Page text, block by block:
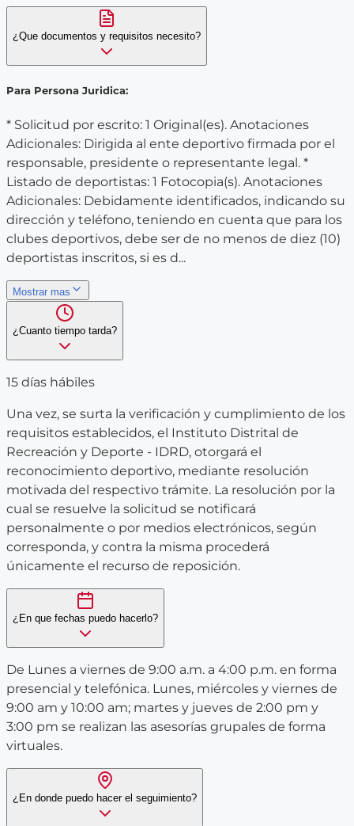
¿Que documentos y requisitos necesito?
Para Persona Juridica:
* Solicitud por escrito: 1 Original(es). Anotaciones
Adicionales: Dirigida al ente deportivo firmada por el
responsable, presidente o representante legal. *
Listado de deportistas: 1 Fotocopia(s). Anotaciones
Adicionales: Debidamente identificados, indicando su
dirección y teléfono, teniendo en cuenta que para los
clubes deportivos, debe ser de no menos de diez (10)
deportistas inscritos, si es d...
Mostrar mas
¿Cuanto tiempo tarda?
15 días hábiles
Una vez, se surta la verificación y cumplimiento de los
requisitos establecidos, el Instituto Distrital de
Recreación y Deporte - IDRD, otorgará el
reconocimiento deportivo, mediante resolución
motivada del respectivo trámite. La resolución por la
cual se resuelve la solicitud se notificará
personalmente o por medios electrónicos, según
corresponda, y contra la misma procederá
únicamente el recurso de reposición.
¿En que fechas puedo hacerlo?
De Lunes a viernes de 9:00 a.m. a 4:00 p.m. en forma
presencial y telefónica. Lunes, miércoles y viernes de
9:00 am y 10:00 am; martes y jueves de 2:00 pm y
3:00 pm se realizan las asesorías grupales de forma
virtuales.
¿En donde puedo hacer el seguimiento?